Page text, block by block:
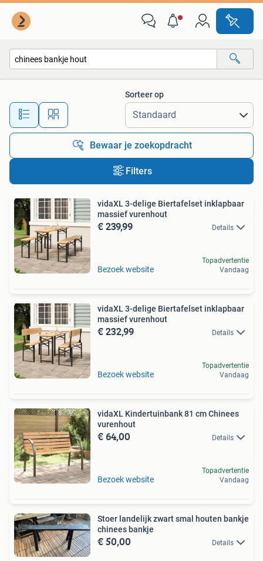
Alle afstanden…
Sorteer op
Bewaar je zoekopdracht
Filters
vidaXL 3-delige Biertafelset inklapbaar
massief vurenhout
€ 239,99 Details
Bezoek website
Topadvertentie
Vandaag
vidaXL 3-delige Biertafelset inklapbaar
massief vurenhout
€ 232,99 Details
Bezoek website
Topadvertentie
Vandaag
vidaXL Kindertuinbank 81 cm Chinees
vurenhout
€ 64,00 Details
Bezoek website
Topadvertentie
Vandaag
Stoer landelijk zwart smal houten bankje
chinees bankje
€ 50,00 Details